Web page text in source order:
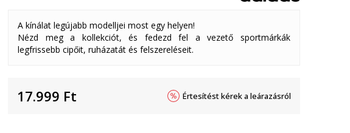
A kínálat legújabb modelljei most egy helyen!
Nézd meg a kollekciót, és fedezd fel a vezető sportmárkák
legfrissebb cipőit, ruházatát és felszereléseit.
17.999 Ft Értesítést kérek a leárazásról